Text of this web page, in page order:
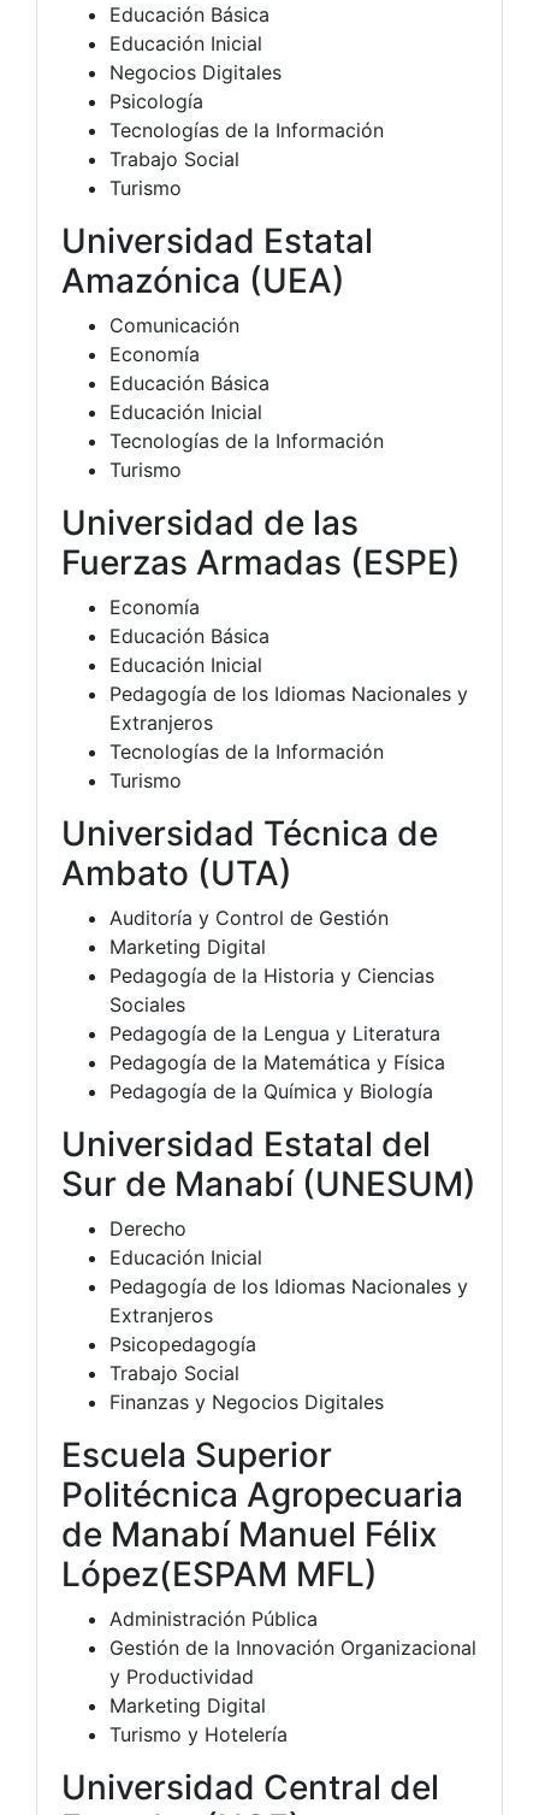
Educación Básica
Educación Inicial
Negocios Digitales
Psicología
Tecnologías de la Información
Trabajo Social
Turismo
Universidad Estatal
Amazónica (UEA)
Comunicación
Economía
Educación Básica
Educación Inicial
Tecnologías de la Información
Turismo
Universidad de las
Fuerzas Armadas (ESPE)
Economía
Educación Básica
Educación Inicial
Pedagogía de los Idiomas Nacionales y
Extranjeros
Tecnologías de la Información
Turismo
Universidad Técnica de
Ambato (UTA)
Auditoría y Control de Gestión
Marketing Digital
Pedagogía de la Historia y Ciencias
Sociales
Pedagogía de la Lengua y Literatura
Pedagogía de la Matemática y Física
Pedagogía de la Química y Biología
Universidad Estatal del
Sur de Manabí (UNESUM)
Derecho
Educación Inicial
Pedagogía de los Idiomas Nacionales y
Extranjeros
Psicopedagogía
Trabajo Social
Finanzas y Negocios Digitales
Escuela Superior
Politécnica Agropecuaria
de Manabí Manuel Félix
López(ESPAM MFL)
Administración Pública
Gestión de la Innovación Organizacional
y Productividad
Marketing Digital
Turismo y Hotelería
Universidad Central del